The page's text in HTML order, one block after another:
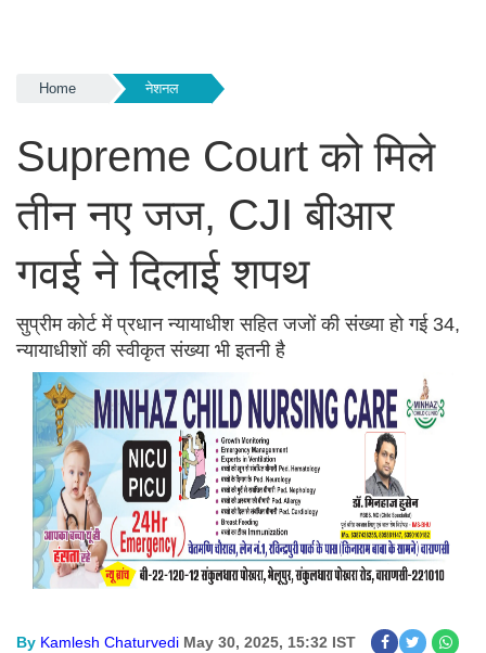
Home नेशनल
Supreme Court को मिले
तीन नए जज, CJI बीआर
गवई ने दिलाई शपथ
सुप्रीम कोर्ट में प्रधान न्यायाधीश सहित जजों की संख्या हो गई 34,
न्यायाधीशों की स्वीकृत संख्या भी इतनी है
By Kamlesh Chaturvedi May 30, 2025, 15:32 IST